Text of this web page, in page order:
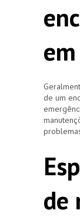
de um
de